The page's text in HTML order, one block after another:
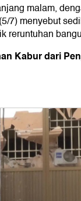
malam,
7) menyebut
reruntuhan
Kabur dari